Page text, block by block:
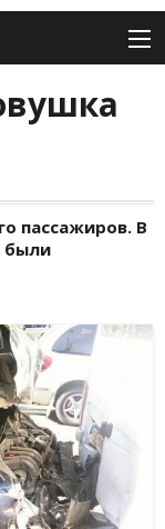
пассажиров. В
были